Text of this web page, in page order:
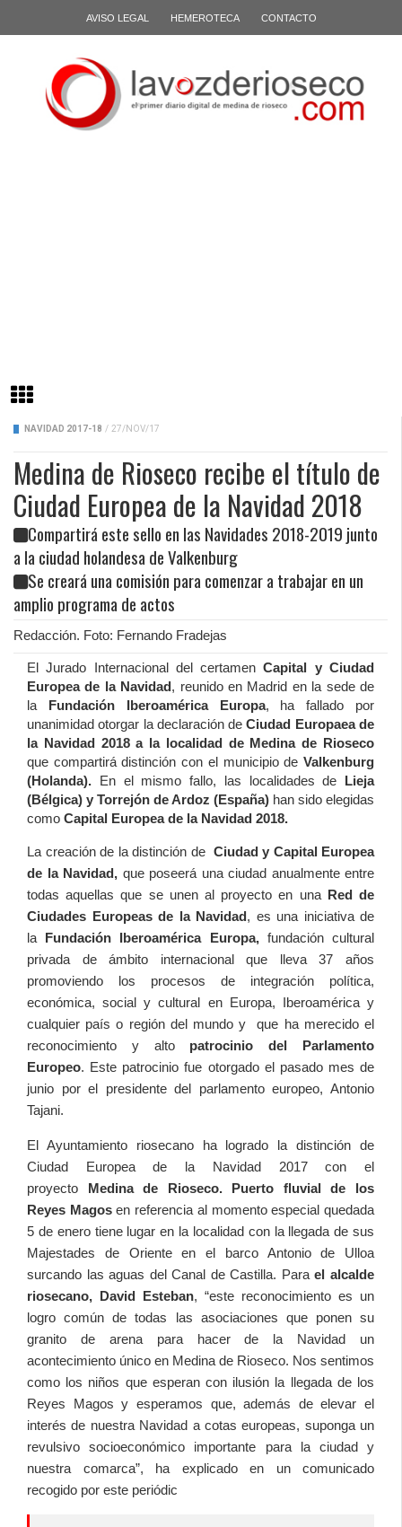
AVISO LEGAL HEMEROTECA CONTACTO
NAVIDAD 2017-18 / 27/NOV/17
Medina de Rioseco recibe el título de
Ciudad Europea de la Navidad 2018
Compartirá este sello en las Navidades 2018-2019 junto
a la ciudad holandesa de Valkenburg
Se creará una comisión para comenzar a trabajar en un
amplio programa de actos
Redacción. Foto: Fernando Fradejas
El Jurado Internacional del certamenCapital y Ciudad
Europea de la Navidad, reunido en Madrid en la sede de
la Fundación Iberoamérica Europa, ha fallado por
unanimidad otorgar la declaración de Ciudad Europaea de
la Navidad 2018 a la localidad de Medina de Rioseco
que compartirá distinción con el municipio de Valkenburg
(Holanda). En el mismo fallo, las localidades de Lieja
(Bélgica) y Torrejón de Ardoz (España) han sido elegidas
como Capital Europea de la Navidad 2018.
La creación de la distinción de Ciudad y Capital Europea
de la Navidad, que poseerá una ciudad anualmente entre
todas aquellas que se unen al proyecto en una Red de
Ciudades Europeas de la Navidad, es una iniciativa de
la Fundación Iberoamérica Europa,fundación cultural
privada de ámbito internacional que lleva 37 años
promoviendo los procesos de integración política,
económica, social y cultural en Europa, Iberoamérica y
cualquier país o región del mundo y que ha merecido el
reconocimiento y alto patrocinio del Parlamento
Europeo. Este patrocinio fue otorgado el pasado mes de
junio por el presidente del parlamento europeo, Antonio
Tajani.
El Ayuntamiento riosecano ha logrado la distinción de
Ciudad Europea de la Navidad 2017 con el
proyecto Medina de Rioseco. Puerto fluvial de los
Reyes Magosen referencia al momento especial quedada
5 de enero tiene lugar en la localidad con la llegada de sus
Majestades de Oriente en el barco Antonio de Ulloa
surcando las aguas del Canal de Castilla. Parael alcalde
riosecano, David Esteban, “este reconocimiento es un
logro común de todas las asociaciones que ponen su
granito de arena para hacer de la Navidad un
acontecimiento único en Medina de Rioseco. Nos sentimos
como los niños que esperan con ilusión la llegada de los
Reyes Magos y esperamos que, además de elevar el
interés de nuestra Navidad a cotas europeas, suponga un
revulsivo socioeconómico importante para la ciudad y
nuestra comarca”, ha explicado en un comunicado
recogido por este periódic